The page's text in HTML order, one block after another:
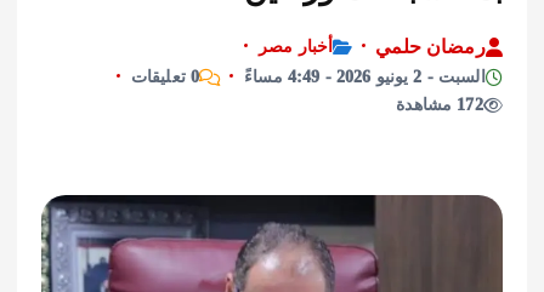
حلمي
أخبار مصر
0 تعليقات